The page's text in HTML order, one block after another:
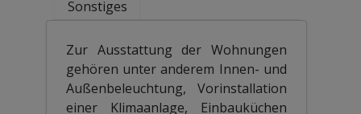
Sonstiges
Zur Ausstattung der Wohnungen
gehören unter anderem Innen- und
Außenbeleuchtung, Vorinstallation
einer Klimaanlage, Einbauküchen